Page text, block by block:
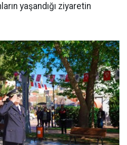
yaşandığı ziyaretin